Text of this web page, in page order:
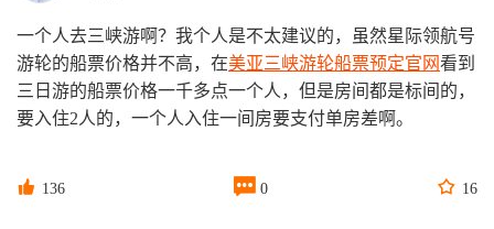
一个人去三峡游啊？我个人是不太建议的，虽然星际领航号
游轮的船票价格并不高，在美亚三峡游轮船票预定官网看到
三日游的船票价格一千多点一个人，但是房间都是标间的，
要入住2人的，一个人入住一间房要支付单房差啊。
 136  0  16